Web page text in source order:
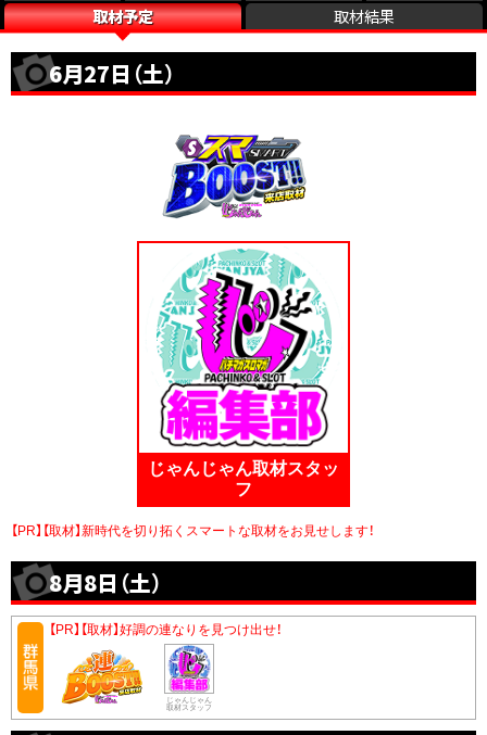
取材予定
取材結果
6月27日（土）
じゃんじゃん取材スタッ
フ
【PR】【取材】新時代を切り拓くスマートな取材をお見せします！
8月8日（土）
【PR】【取材】好調の連なりを見つけ出せ！
じゃんじゃん
取材スタッフ